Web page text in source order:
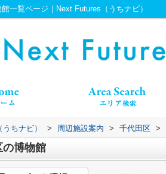
一覧ページ｜Next Futures（うちナビ）
ちナビ） > 周辺施設案内 > 千代田区 >
の博物館